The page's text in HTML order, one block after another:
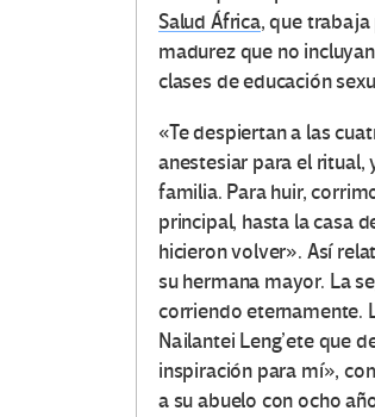
Salud África, que trabaja
madurez que no
clases de educación
«Te despiertan a las
anestesiar para el
familia. Para huir,
principal, hasta la casa
hicieron volver». Así
su hermana mayor. La
corriendo eternamente.
Nailantei Leng’ete que
inspiración para mí»,
a su abuelo con ocho